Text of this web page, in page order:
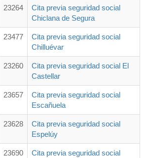
23264
Cita previa seguridad social
Chiclana de Segura
23477
Cita previa seguridad social
Chilluévar
23260
Cita previa seguridad social El
Castellar
23657
Cita previa seguridad social
Escañuela
23628
Cita previa seguridad social
Espelúy
23690
Cita previa seguridad social